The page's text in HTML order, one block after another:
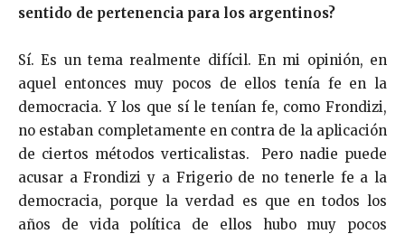
sentido de pertenencia para los argentinos?
Sí. Es un tema realmente difícil. En mi opinión, en
aquel entonces muy pocos de ellos tenía fe en la
democracia. Y los que sí le tenían fe, como Frondizi,
no estaban completamente en contra de la aplicación
de ciertos métodos verticalistas. Pero nadie puede
acusar a Frondizi y a Frigerio de no tenerle fe a la
democracia, porque la verdad es que en todos los
años de vida política de ellos hubo muy pocos